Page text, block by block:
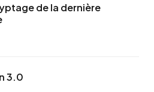
de la dernière
3.0